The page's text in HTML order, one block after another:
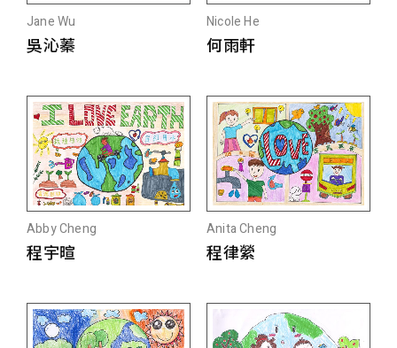
Jane Wu
吳沁蓁
Nicole He
何雨軒
Abby Cheng
程宇暄
Anita Cheng
程律縈